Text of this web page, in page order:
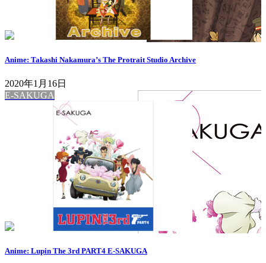
Anime: Takashi Nakamura’s The Protrait Studio Archive
2020年1月16日
E-SAKUGA
Anime: Lupin The 3rd PART4 E-SAKUGA